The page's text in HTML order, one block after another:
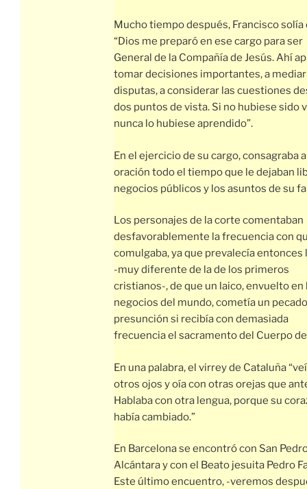
Mucho tiempo después, Francisco solía
“Dios me preparó en ese cargo para ser
General de la Compañía de Jesús. Ahí
tomar decisiones importantes, a mediar
disputas, a considerar las cuestiones
dos puntos de vista. Si no hubiese sido
nunca lo hubiese aprendido”.
En el ejercicio de su cargo, consagraba
oración todo el tiempo que le dejaban
negocios públicos y los asuntos de su
Los personajes de la corte comentaban
desfavorablemente la frecuencia con
comulgaba, ya que prevalecía entonces
-muy diferente de la de los primeros
cristianos-, de que un laico, envuelto en
negocios del mundo, cometía un
presunción si recibía con demasiada
frecuencia el sacramento del Cuerpo
En una palabra, el virrey de Cataluña
otros ojos y oía con otras orejas que
Hablaba con otra lengua, porque su
había cambiado.”
En Barcelona se encontró con San
Alcántara y con el Beato jesuita Pedro
Este último encuentro, -veremos